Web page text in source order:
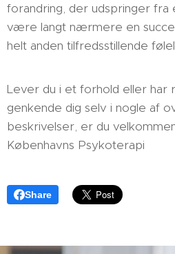
forandring, der udspringer fra
være langt nærmere en
helt anden tilfredsstillende
Lever du i et forhold eller har
genkende dig selv i nogle af
beskrivelser, er du
Københavns Psykoterapi
Share